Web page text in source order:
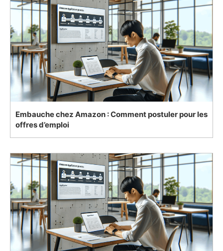
Embauche chez Amazon : Comment postuler pour les
offres d’emploi